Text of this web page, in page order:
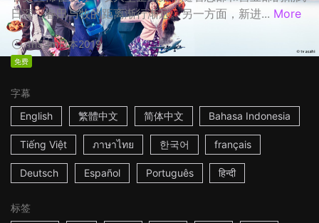
日深，春田与牧的距离渐行渐远。另一方面，新进... More
1h53m日本2019
免费
字幕
English
繁體中文 简体中文 Bahasa Indonesia
Tiếng Việt ภาษาไทย 한국어 français
Deutsch Español Português हिन्दी
标签